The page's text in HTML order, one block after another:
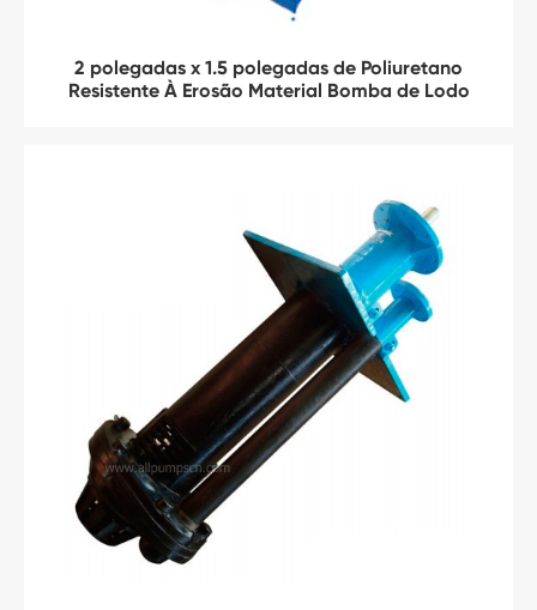
2 polegadas x 1.5 polegadas de Poliuretano
Resistente À Erosão Material Bomba de Lodo